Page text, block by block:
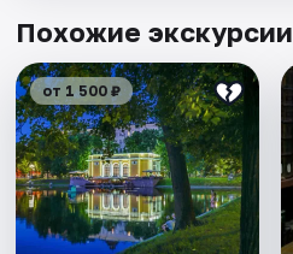
Похожие экскурсии
от 1 500 ₽